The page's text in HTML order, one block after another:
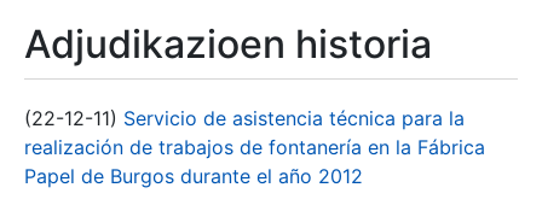
Adjudikazioen historia
(22-12-11) Servicio de asistencia técnica para la
realización de trabajos de fontanería en la Fábrica
Papel de Burgos durante el año 2012